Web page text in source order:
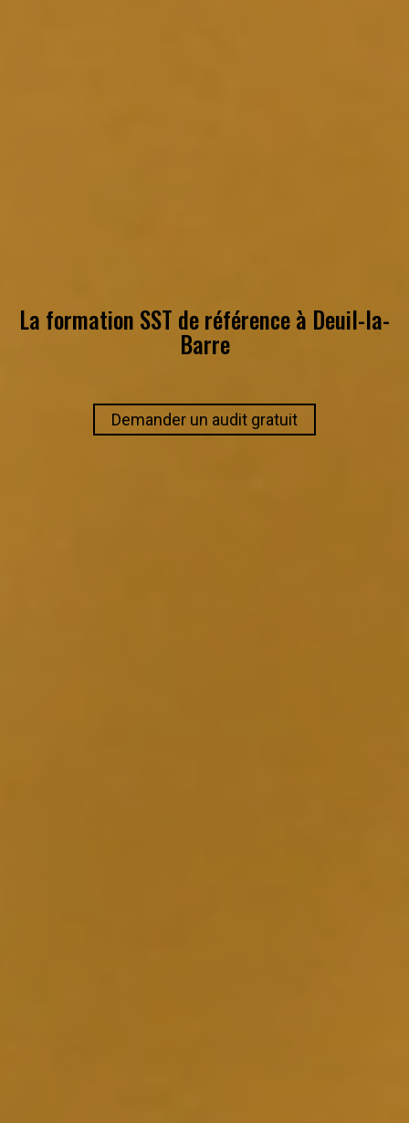
La formation SST de référence à Deuil-la-
Barre
Demander un audit gratuit